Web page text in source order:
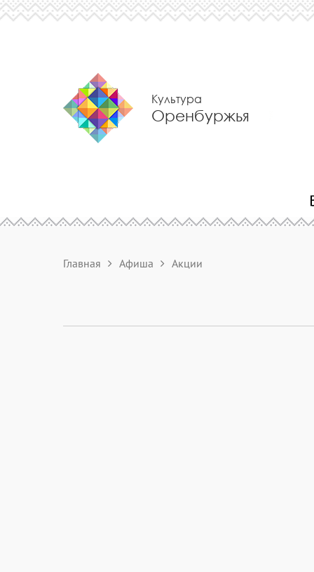
Культура
Оренбуржья
Главная Афиша Акции